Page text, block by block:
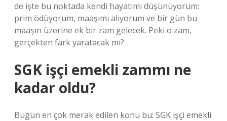
de işte bu noktada kendi hayatımı düşünüyorum:
prim ödüyorum, maaşımı alıyorum ve bir gün bu
maaşın üzerine ek bir zam gelecek. Peki o zam,
gerçekten fark yaratacak mı?
SGK işçi emekli zammı ne
kadar oldu?
Bugün en çok merak edilen konu bu: SGK işçi emekli